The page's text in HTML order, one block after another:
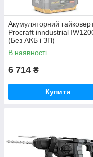
Акумуляторний
Procraft inndustrial
(Без АКБ і ЗП)
В наявності
6 714 ₴
Купити